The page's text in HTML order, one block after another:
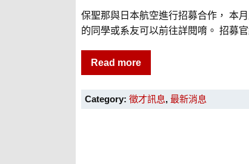
保聖那與日本航空進行招募合作， 本
的同學或系友可以前往詳閱唷。 招募
Read more
Category: 徵才訊息, 最新消息